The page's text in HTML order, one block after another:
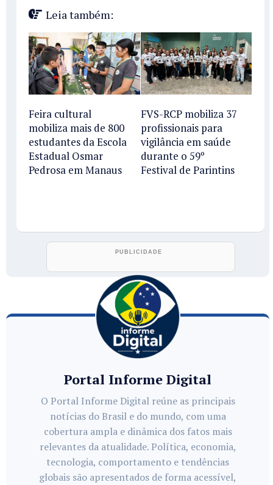
Leia também:
Feira cultural
mobiliza mais de 800
estudantes da Escola
Estadual Osmar
Pedrosa em Manaus
FVS-RCP mobiliza 37
profissionais para
vigilância em saúde
durante o 59º
Festival de Parintins
Portal Informe Digital
O Portal Informe Digital reúne as principais
notícias do Brasil e do mundo, com uma
cobertura ampla e dinâmica dos fatos mais
relevantes da atualidade. Política, economia,
tecnologia, comportamento e tendências
globais são apresentados de forma acessível,